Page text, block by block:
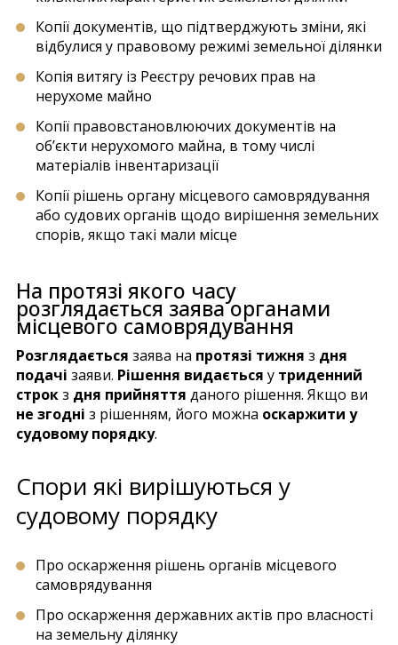
Копії документів, що підтверджують зміни, які
відбулися у правовому режимі земельної ділянки
Копія витягу із Реєстру речових прав на
нерухоме майно
Копії правовстановлюючих документів на
об’єкти нерухомого майна, в тому числі
матеріалів інвентаризації
Копії рішень органу місцевого самоврядування
або судових органів щодо вирішення земельних
спорів, якщо такі мали місце
На протязі якого часу
розглядається заява органами
місцевого самоврядування
Розглядається заява на протязі тижня з дня
подачі заяви. Рішення видається у триденний
строкз дня прийняття даного рішення. Якщо ви
не згодні з рішенням, його можна оскаржити у
судовому порядку.
Спори які вирішуються у
судовому порядку
Про оскарження рішень органів місцевого
самоврядування
Про оскарження державних актів про власності
на земельну ділянку